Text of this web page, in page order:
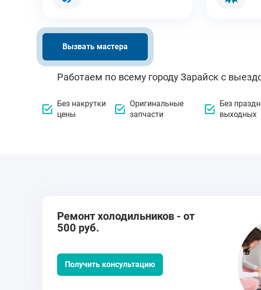
Вызвать мастера
Работаем по всему городу Зарайск с
Без накрутки
цены
Оригинальные
запчасти
Без
выходных
Ремонт холодильников - от
500 руб.
Получить консультацию